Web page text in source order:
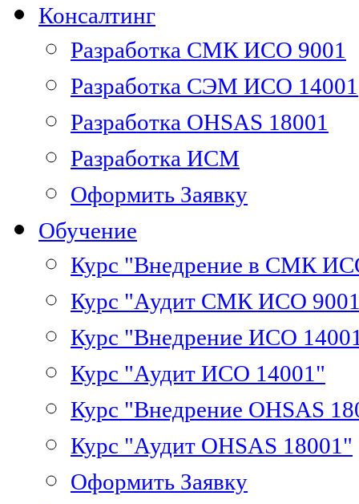
Консалтинг
Разработка СМК ИСО 9001
Разработка СЭМ ИСО 14001
Разработка OHSAS 18001
Разработка ИСМ
Оформить Заявку
Обучение
Курс "Внедрение в СМК
Курс "Аудит СМК ИСО
Курс "Внедрение ИСО
Курс "Аудит ИСО 14001"
Курс "Внедрение OHSAS
Курс "Аудит OHSAS 18001"
Оформить Заявку